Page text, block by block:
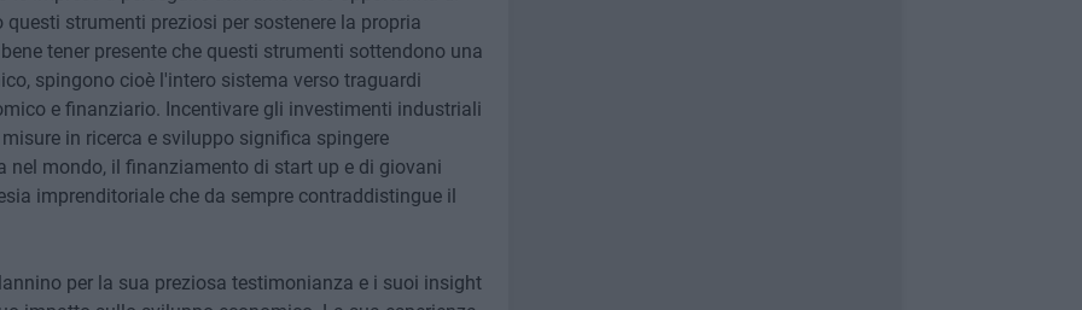
strumenti preziosi per sostenere la propria
tener presente che questi strumenti sottendono una
spingono cioè l'intero sistema verso traguardi
e finanziario. Incentivare gli investimenti industriali
in ricerca e sviluppo significa spingere
nel mondo, il finanziamento di start up e di giovani
imprenditoriale che da sempre contraddistingue il
per la sua preziosa testimonianza e i suoi insight